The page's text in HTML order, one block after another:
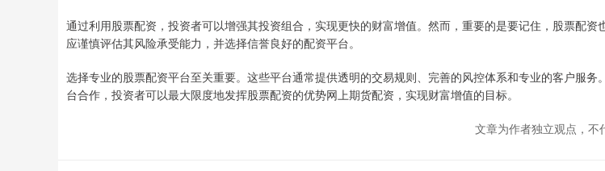
通过利用股票配资，投资者可以增强其投资组合，实现更快的财富增值。然而，重要的是要记住，股票配资
应谨慎评估其风险承受能力，并选择信誉良好的配资平台。
选择专业的股票配资平台至关重要。这些平台通常提供透明的交易规则、完善的风控体系和专业的客户服务
台合作，投资者可以最大限度地发挥股票配资的优势网上期货配资，实现财富增值的目标。
文章为作者独立观点，不